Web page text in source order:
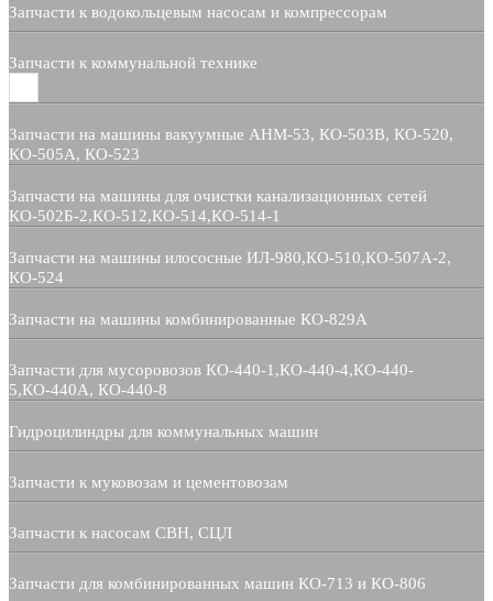
Запчасти к водокольцевым насосам и компрессорам
Запчасти к коммунальной технике
Запчасти на машины вакуумные АНМ-53, КО-503В, КО-520,
КО-505А, КО-523
Запчасти на машины для очистки канализационных сетей
КО-502Б-2,КО-512,КО-514,КО-514-1
Запчасти на машины илососные ИЛ-980,КО-510,КО-507А-2,
КО-524
Запчасти на машины комбинированные КО-829А
Запчасти для мусоровозов КО-440-1,КО-440-4,КО-440-
5,КО-440А, КО-440-8
Гидроцилиндры для коммунальных машин
Запчасти к муковозам и цементовозам
Запчасти к насосам СВН, СЦЛ
Запчасти для комбинированных машин КО-713 и КО-806